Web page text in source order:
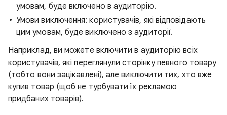
умовам, буде включено в аудиторію.
Умови виключення: користувачів, які відповідають
цим умовам, буде виключено з аудиторії.
Наприклад, ви можете включити в аудиторію всіх
користувачів, які переглянули сторінку певного товару
(тобто вони зацікавлені), але виключити тих, хто вже
купив товар (щоб не турбувати їх рекламою
придбаних товарів).